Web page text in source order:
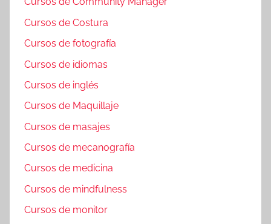
Cursos de Costura
Cursos de fotografía
Cursos de idiomas
Cursos de inglés
Cursos de Maquillaje
Cursos de masajes
Cursos de mecanografía
Cursos de medicina
Cursos de mindfulness
Cursos de monitor